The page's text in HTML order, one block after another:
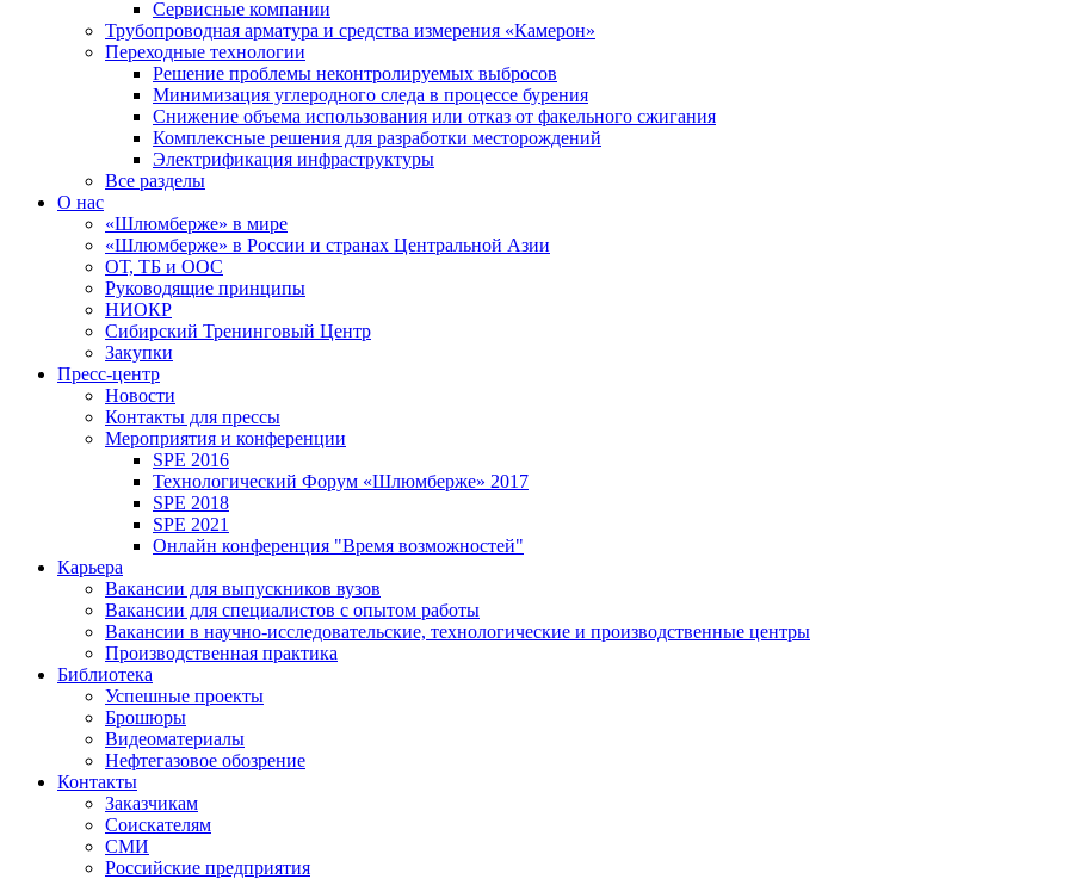
Сервисные компании
Трубопроводная арматура и средства измерения «Камерон»
Переходные технологии
Решение проблемы неконтролируемых выбросов
Минимизация углеродного следа в процессе бурения
Снижение объема использования или отказ от факельного сжигания
Комплексные решения для разработки месторождений
Электрификация инфраструктуры
Все разделы
О нас
«Шлюмберже» в мире
«Шлюмберже» в России и странах Центральной Азии
ОТ, ТБ и ООС
Руководящие принципы
НИОКР
Сибирский Тренинговый Центр
Закупки
Пресс-центр
Новости
Контакты для прессы
Мероприятия и конференции
SPE 2016
Технологический Форум «Шлюмберже» 2017
SPE 2018
SPE 2021
Онлайн конференция "Время возможностей"
Карьера
Вакансии для выпускников вузов
Вакансии для специалистов с опытом работы
Вакансии в научно-исследовательские, технологические и производственные центры
Производственная практика
Библиотека
Успешные проекты
Брошюры
Видеоматериалы
Нефтегазовое обозрение
Контакты
Заказчикам
Соискателям
СМИ
Российские предприятия